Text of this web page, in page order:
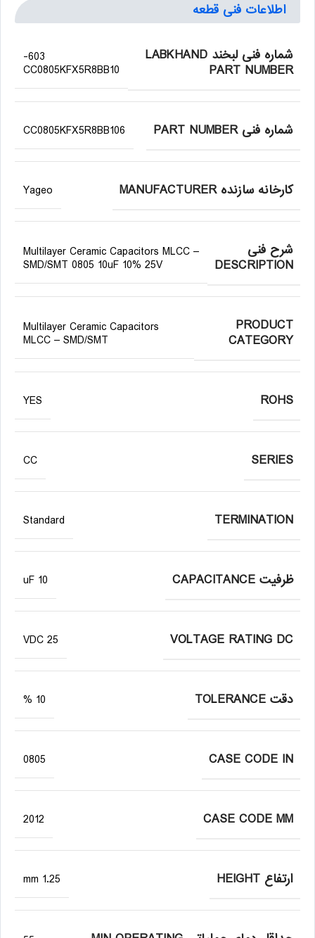
اطلاعات فنی قطعه
شماره فنی لبخند LABKHAND
PART NUMBER
603-
CC0805KFX5R8BB10
شماره فنی PART NUMBER CC0805KFX5R8BB106
کارخانه سازنده MANUFACTURER Yageo
شرح فنی
DESCRIPTION
Multilayer Ceramic Capacitors MLCC –
SMD/SMT 0805 10uF 10% 25V
PRODUCT
CATEGORY
Multilayer Ceramic Capacitors
MLCC – SMD/SMT
ROHS
YES
SERIES
CC
TERMINATION
Standard
ظرفیت CAPACITANCE 10 uF
VOLTAGE RATING DC
25 VDC
دقت TOLERANCE 10 %
CASE CODE IN
0805
CASE CODE MM
2012
ارتفاع HEIGHT 1.25 mm